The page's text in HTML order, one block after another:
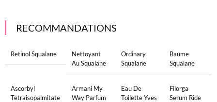
RECOMMANDATIONS
Retinol Squalane
Nettoyant
Au Squalane
Ordinary
Squalane
Baume
Squalane
Ascorbyl
Tetraisopalmitate
Armani My
Way Parfum
Eau De
Toilette Yves
Filorga
Serum Ride